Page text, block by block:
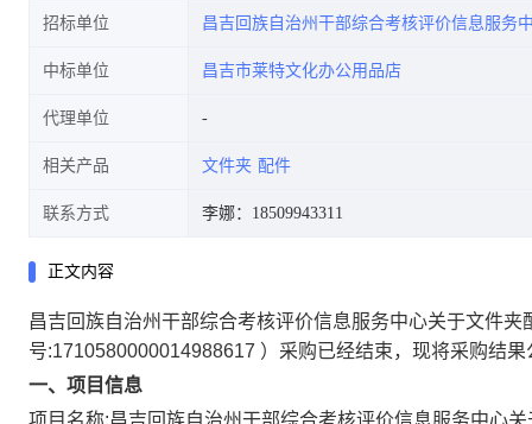
招标单位 昌吉回族自治州干部综合考核评价信息服务
中标单位 昌吉市莱特文化办公用品店
代理单位
相关产品 文件夹 配件
联系方式 李娜：18509943311
正文内容
昌吉回族自治州干部综合考核评价信息服务中心关于文件夹
号:1710580000014988617 ）采购已经结束，现将采购结果
一、项目信息
项目名称:昌吉回族自治州干部综合考核评价信息服务中心